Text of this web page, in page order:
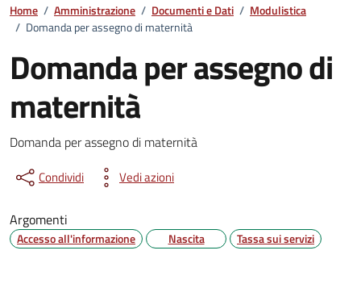
Home / Amministrazione / Documenti e Dati / Modulistica
/ Domanda per assegno di maternità
Domanda per assegno di
maternità.
Dettagli del documento
Domanda per assegno di maternità.
Condividi Vedi azioni
Argomenti
Accesso all'informazione Nascita Tassa sui servizi